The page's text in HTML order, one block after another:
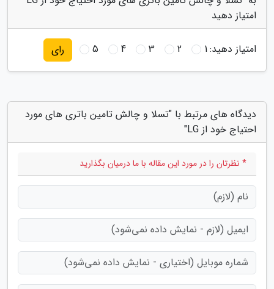
امتیاز دهید
امتیاز دهید:1
2
3
4
5 رای
دیدگاه های مرتبط با "تسلا و چالش تامین باتری های مورد
احتیاج خود از LG"
* نظرتان را در مورد این مقاله با ما درمیان بگذارید